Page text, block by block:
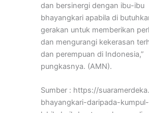
dan bersinergi dengan ibu-ibu
bhayangkari apabila di
gerakan untuk memberikan
dan mengurangi kekerasan
dan perempuan di Indonesia,”
pungkasnya. (AMN).
Sumber : https://
bhayangkari-daripada-